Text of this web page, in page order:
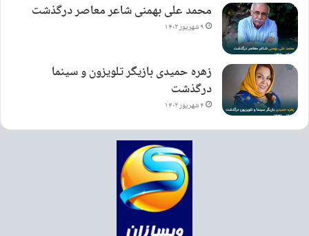
محمد علی بهمنی شاعر معاصر درگذشت
۹ شهریور ۱۴۰۳
زهره حمیدی بازیگر تلویزون و سینما
درگذشت
۴ شهریور ۱۴۰۳